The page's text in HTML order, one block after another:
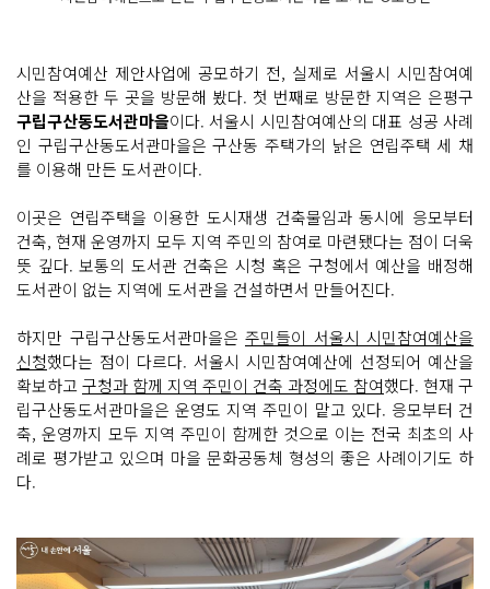
시민참여예산 제안사업에 공모하기 전, 실제로 서울시 시민참여예
산을 적용한 두 곳을 방문해 봤다. 첫 번째로 방문한 지역은 은평구
구립구산동도서관마을이다. 서울시 시민참여예산의 대표 성공 사례
인 구립구산동도서관마을은 구산동 주택가의 낡은 연립주택 세 채
를 이용해 만든 도서관이다.
이곳은 연립주택을 이용한 도시재생 건축물임과 동시에 응모부터
건축, 현재 운영까지 모두 지역 주민의 참여로 마련됐다는 점이 더욱
뜻 깊다. 보통의 도서관 건축은 시청 혹은 구청에서 예산을 배정해
도서관이 없는 지역에 도서관을 건설하면서 만들어진다.
하지만 구립구산동도서관마을은 주민들이 서울시 시민참여예산을
신청했다는 점이 다르다. 서울시 시민참여예산에 선정되어 예산을
확보하고구청과 함께 지역 주민이 건축 과정에도 참여했다. 현재 구
립구산동도서관마을은 운영도 지역 주민이 맡고 있다. 응모부터 건
축, 운영까지 모두 지역 주민이 함께한 것으로 이는 전국 최초의 사
례로 평가받고 있으며 마을 문화공동체 형성의 좋은 사례이기도 하
다.